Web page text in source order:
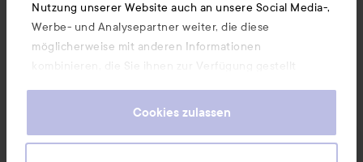
Nutzung unserer Website auch an unsere Social Media-,
Werbe- und Analysepartner weiter, die diese
möglicherweise mit anderen Informationen
kombinieren, die Sie ihnen zur Verfügung gestellt
gesammelt haben. Wenn Sie unsere Website weiterhin
Cookies zu. Informationen darüber, wie Sie Ihre Cookie-
Cookies zulassen